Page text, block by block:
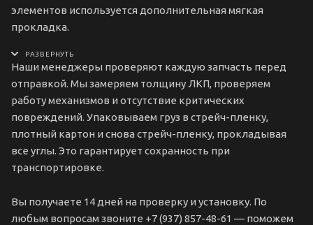
элементов используется дополнительная мягкая
прокладка.
Наши менеджеры проверяют каждую запчасть перед
отправкой. Мы замеряем толщину ЛКП, проверяем
работу механизмов и отсутствие критических
повреждений. Упаковываем груз в стрейч-пленку,
плотный картон и снова стрейч-пленку, прокладывая
все углы. Это гарантирует сохранность при
транспортировке.
Вы получаете 14 дней на проверку и установку. По
любым вопросам звоните +7 (937) 857-48-61 — поможем